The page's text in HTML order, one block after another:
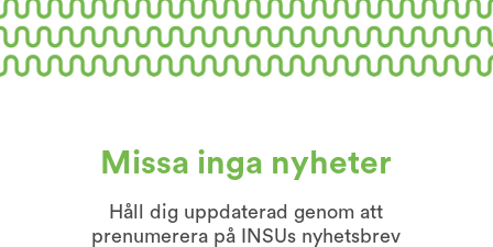
Missa inga nyheter
Håll dig uppdaterad genom att
prenumerera på INSUs nyhetsbrev